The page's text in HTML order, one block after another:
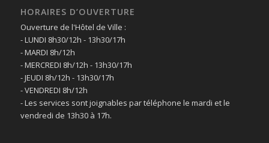
HORAIRES D’OUVERTURE
Ouverture de l'Hôtel de Ville :
- LUNDI 8h30/12h - 13h30/17h
- MARDI 8h/12h
- MERCREDI 8h/12h - 13h30/17h
- JEUDI 8h/12h - 13h30/17h
- VENDREDI 8h/12h
- Les services sont joignables par téléphone le mardi et le
vendredi de 13h30 à 17h.